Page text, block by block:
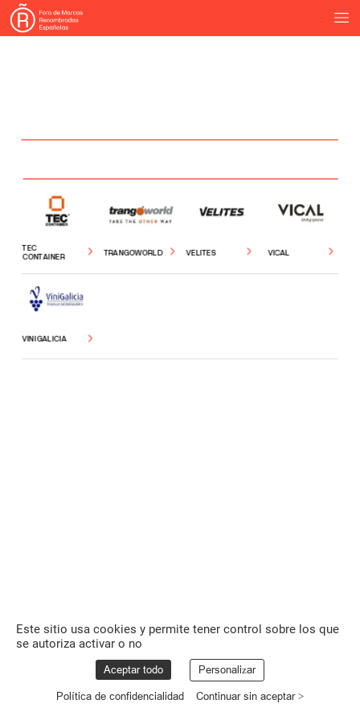
TEC
CONTAINER
TRANGOWORLD VELITES VICAL
VINIGALICIA
Este sitio usa cookies y permite tener control sobre los que
se autoriza activar o no
Aceptar todo Personalizar
Política de confidencialidad Continuar sin aceptar >